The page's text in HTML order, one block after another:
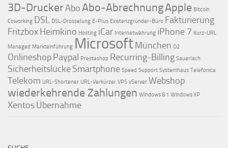
3D-DruckerAbo Abo-AbrechnungApple Bitcoin
Coworking DSL DSL-Drosselung E-Plus Existenzgründer-Büro Fakturierung
Fritzbox Heimkino Hosting iCar Internetwährung iPhone 7 Kurz-URL
Managed Markteinführung Microsoft München O2
Onlineshop Paypal Prestashop Recurring-Billing Sauerlach
Sicherheitslücke Smartphone Speed Support Systemhaus Telefonica
Telekom URL-Shortener URL-Verkürzer VPS vServer Webshop
wiederkehrende Zahlungen Windows 8.1 Windows XP
Xentos Übernahme